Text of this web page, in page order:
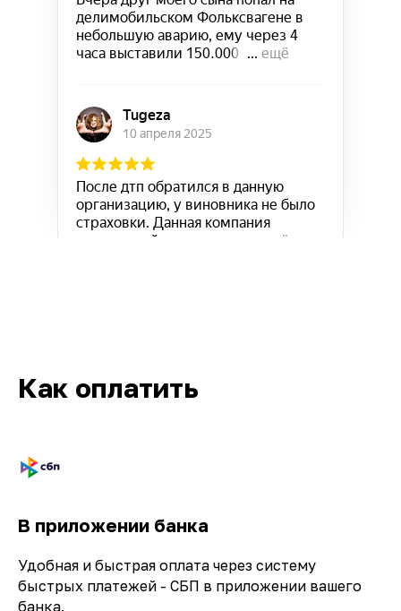
Кв-Техно на карте Москвы — Яндекс.Карты
Как оплатить
В приложении банка
Удобная и быстрая оплата через систему
быстрых платежей - СБП в приложении вашего
банка.